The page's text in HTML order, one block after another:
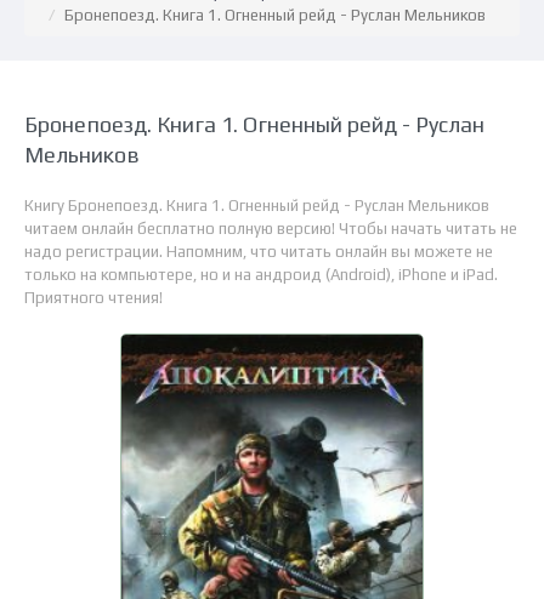
Бронепоезд. Книга 1. Огненный рейд - Руслан Мельников
Бронепоезд. Книга 1. Огненный рейд - Руслан
Мельников
Книгу Бронепоезд. Книга 1. Огненный рейд - Руслан Мельников
читаем онлайн бесплатно полную версию! Чтобы начать читать не
надо регистрации. Напомним, что читать онлайн вы можете не
только на компьютере, но и на андроид (Android), iPhone и iPad.
Приятного чтения!